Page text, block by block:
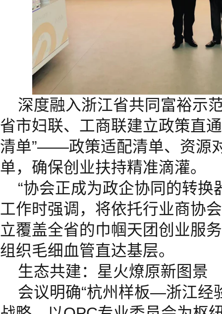
深度融入浙江省共同富裕示
省市妇联、工商联建立政策直
清单”——政策适配清单、资源
单，确保创业扶持精准滴灌。
“协会正成为政企协同的转换
工作时强调，将依托行业商协
立覆盖全省的巾帼天团创业服
组织毛细血管直达基层。
生态共建：星火燎原新图景
会议明确“杭州样板—浙江经